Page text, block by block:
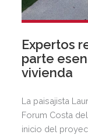
Expertos
parte
vivienda
La paisajista
Forum Costa
inicio del